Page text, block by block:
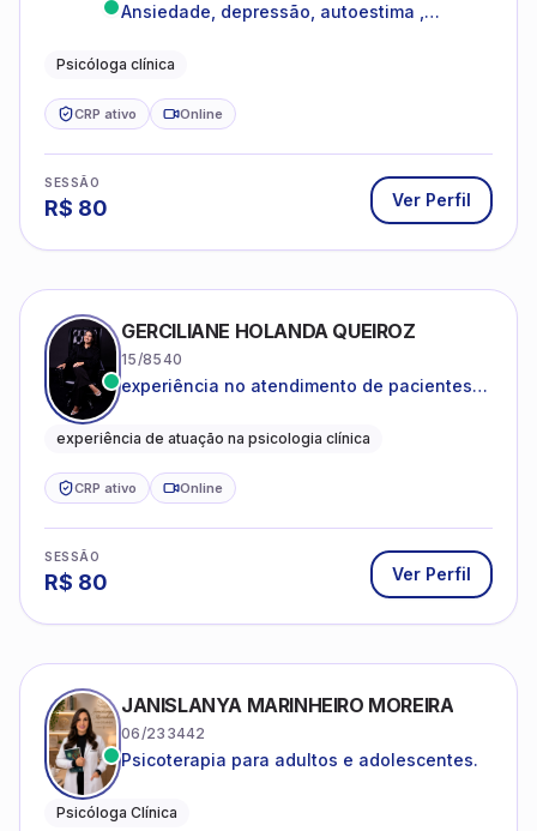
Ansiedade, depressão, autoestima ,
Psicóloga clínica
CRP ativo Online
SESSÃO
R$ 80 Ver Perfil
GERCILIANE HOLANDA QUEIROZ
15/8540
experiência no atendimento de pacientes
catastróficos e comportamentos
experiência de atuação na psicologia clínica
CRP ativo Online
SESSÃO
R$ 80 Ver Perfil
JANISLANYA MARINHEIRO MOREIRA
06/233442
Psicoterapia para adultos e adolescentes.
Psicóloga Clínica